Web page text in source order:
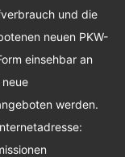
und die
neuen PKW-
einsehbar an
werden.